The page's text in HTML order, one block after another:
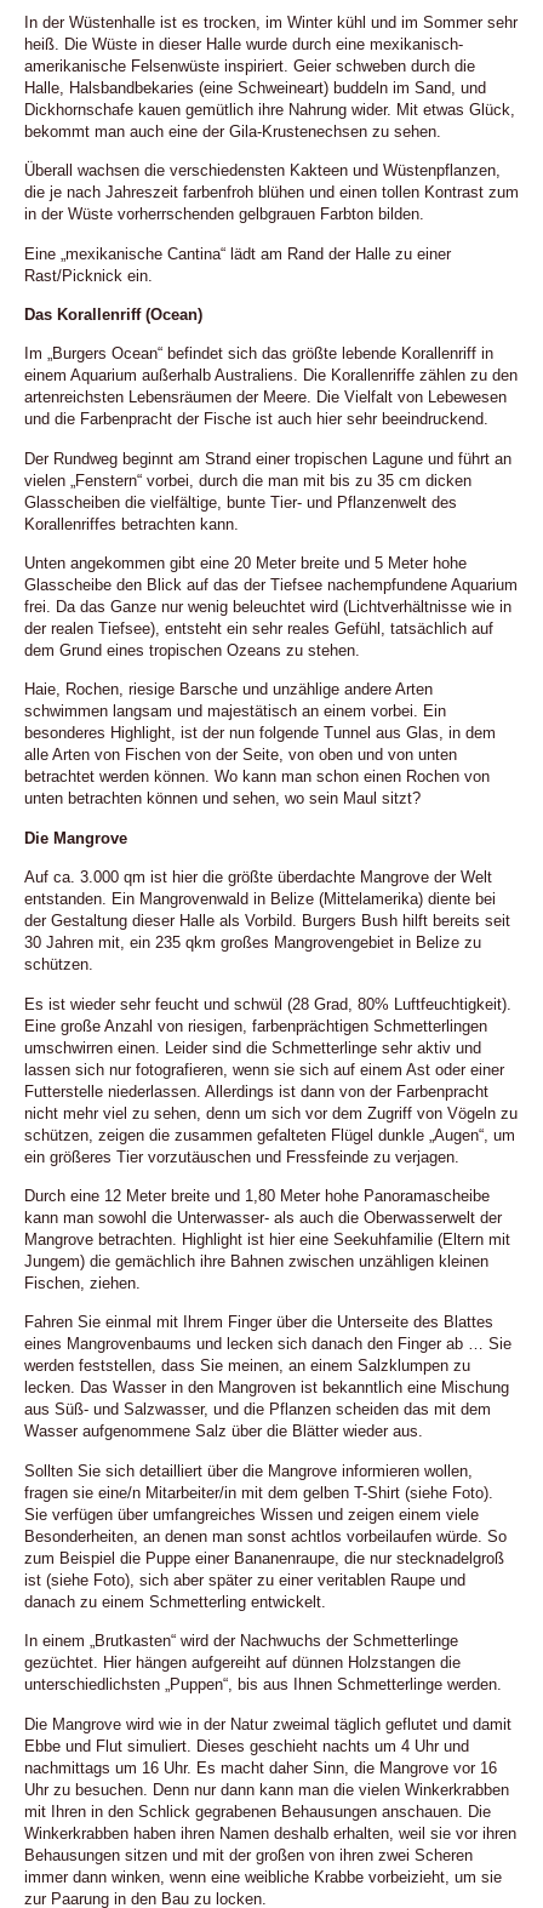
In der Wüstenhalle ist es trocken, im Winter kühl und im Sommer sehr
heiß. Die Wüste in dieser Halle wurde durch eine mexikanisch-
amerikanische Felsenwüste inspiriert. Geier schweben durch die
Halle, Halsbandbekaries (eine Schweineart) buddeln im Sand, und
Dickhornschafe kauen gemütlich ihre Nahrung wider. Mit etwas Glück,
bekommt man auch eine der Gila-Krustenechsen zu sehen.
Überall wachsen die verschiedensten Kakteen und Wüstenpflanzen,
die je nach Jahreszeit farbenfroh blühen und einen tollen Kontrast zum
in der Wüste vorherrschenden gelbgrauen Farbton bilden.
Eine „mexikanische Cantina“ lädt am Rand der Halle zu einer
Rast/Picknick ein.
Das Korallenriff (Ocean)
Im „Burgers Ocean“ befindet sich das größte lebende Korallenriff in
einem Aquarium außerhalb Australiens. Die Korallenriffe zählen zu den
artenreichsten Lebensräumen der Meere. Die Vielfalt von Lebewesen
und die Farbenpracht der Fische ist auch hier sehr beeindruckend.
Der Rundweg beginnt am Strand einer tropischen Lagune und führt an
vielen „Fenstern“ vorbei, durch die man mit bis zu 35 cm dicken
Glasscheiben die vielfältige, bunte Tier- und Pflanzenwelt des
Korallenriffes betrachten kann.
Unten angekommen gibt eine 20 Meter breite und 5 Meter hohe
Glasscheibe den Blick auf das der Tiefsee nachempfundene Aquarium
frei. Da das Ganze nur wenig beleuchtet wird (Lichtverhältnisse wie in
der realen Tiefsee), entsteht ein sehr reales Gefühl, tatsächlich auf
dem Grund eines tropischen Ozeans zu stehen.
Haie, Rochen, riesige Barsche und unzählige andere Arten
schwimmen langsam und majestätisch an einem vorbei. Ein
besonderes Highlight, ist der nun folgende Tunnel aus Glas, in dem
alle Arten von Fischen von der Seite, von oben und von unten
betrachtet werden können. Wo kann man schon einen Rochen von
unten betrachten können und sehen, wo sein Maul sitzt?
Die Mangrove
Auf ca. 3.000 qm ist hier die größte überdachte Mangrove der Welt
entstanden. Ein Mangrovenwald in Belize (Mittelamerika) diente bei
der Gestaltung dieser Halle als Vorbild. Burgers Bush hilft bereits seit
30 Jahren mit, ein 235 qkm großes Mangrovengebiet in Belize zu
schützen.
Es ist wieder sehr feucht und schwül (28 Grad, 80% Luftfeuchtigkeit).
Eine große Anzahl von riesigen, farbenprächtigen Schmetterlingen
umschwirren einen. Leider sind die Schmetterlinge sehr aktiv und
lassen sich nur fotografieren, wenn sie sich auf einem Ast oder einer
Futterstelle niederlassen. Allerdings ist dann von der Farbenpracht
nicht mehr viel zu sehen, denn um sich vor dem Zugriff von Vögeln zu
schützen, zeigen die zusammen gefalteten Flügel dunkle „Augen“, um
ein größeres Tier vorzutäuschen und Fressfeinde zu verjagen.
Durch eine 12 Meter breite und 1,80 Meter hohe Panoramascheibe
kann man sowohl die Unterwasser- als auch die Oberwasserwelt der
Mangrove betrachten. Highlight ist hier eine Seekuhfamilie (Eltern mit
Jungem) die gemächlich ihre Bahnen zwischen unzähligen kleinen
Fischen, ziehen.
Fahren Sie einmal mit Ihrem Finger über die Unterseite des Blattes
eines Mangrovenbaums und lecken sich danach den Finger ab … Sie
werden feststellen, dass Sie meinen, an einem Salzklumpen zu
lecken. Das Wasser in den Mangroven ist bekanntlich eine Mischung
aus Süß- und Salzwasser, und die Pflanzen scheiden das mit dem
Wasser aufgenommene Salz über die Blätter wieder aus.
Sollten Sie sich detailliert über die Mangrove informieren wollen,
fragen sie eine/n Mitarbeiter/in mit dem gelben T-Shirt (siehe Foto).
Sie verfügen über umfangreiches Wissen und zeigen einem viele
Besonderheiten, an denen man sonst achtlos vorbeilaufen würde. So
zum Beispiel die Puppe einer Bananenraupe, die nur stecknadelgroß
ist (siehe Foto), sich aber später zu einer veritablen Raupe und
danach zu einem Schmetterling entwickelt.
In einem „Brutkasten“ wird der Nachwuchs der Schmetterlinge
gezüchtet. Hier hängen aufgereiht auf dünnen Holzstangen die
unterschiedlichsten „Puppen“, bis aus Ihnen Schmetterlinge werden.
Die Mangrove wird wie in der Natur zweimal täglich geflutet und damit
Ebbe und Flut simuliert. Dieses geschieht nachts um 4 Uhr und
nachmittags um 16 Uhr. Es macht daher Sinn, die Mangrove vor 16
Uhr zu besuchen. Denn nur dann kann man die vielen Winkerkrabben
mit Ihren in den Schlick gegrabenen Behausungen anschauen. Die
Winkerkrabben haben ihren Namen deshalb erhalten, weil sie vor ihren
Behausungen sitzen und mit der großen von ihren zwei Scheren
immer dann winken, wenn eine weibliche Krabbe vorbeizieht, um sie
zur Paarung in den Bau zu locken.